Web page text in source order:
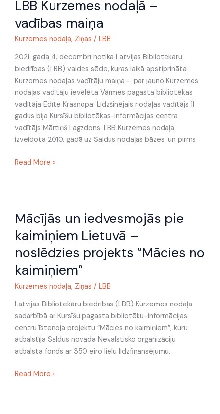
LBB Kurzemes nodaļā –
vadības maiņa
Kurzemes nodaļa, Ziņas / LBB
2021. gada 4. decembrī notika Latvijas Bibliotekāru
biedrības (LBB) valdes sēde, kuras laikā apstiprināta
Kurzemes nodaļas vadītāju maiņa – par jauno Kurzemes
nodaļas vadītāju ievēlēta Vārmes pagasta bibliotēkas
vadītāja Edīte Krasnopa. Līdzšinējais nodaļas vadītājs 11
gadus bija Kursīšu bibliotēkas-informācijas centra
vadītājs Mārtiņš Lagzdons. LBB Kurzemes nodaļa
izveidota 2010. gadā uz Saldus nodaļas bāzes, un pirms
Kurzemes
–
vadības
Read More »
Mācījās un iedvesmojās pie
kaimiņiem Lietuvā –
noslēdzies projekts “Mācies no
kaimiņiem”
Kurzemes nodaļa, Ziņas / LBB
Latvijas Bibliotekāru biedrības (LBB) Kurzemes nodaļa
sadarbībā ar Kursīšu pagasta bibliotēku-informācijas
centru īstenoja projektu “Mācies no kaimiņiem”, kuru
atbalstīja Saldus novada Nevalstisko organizāciju
atbalsta fonds ar 350 eiro lielu līdzfinansējumu.
un
iedvesmojās
pie
kaimiņiem
Lietuvā
–
noslēdzies
“Mācies
Read More »